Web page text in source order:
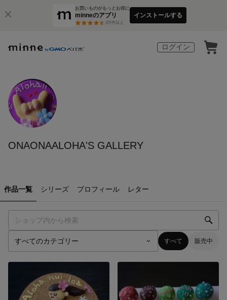
お買いものがもっとお得に
minneのアプリ
3万件以上
インストールする
ログイン
ONAONAALOHA'S GALLERY
作品一覧 シリーズ プロフィール レター
すべて 販売中